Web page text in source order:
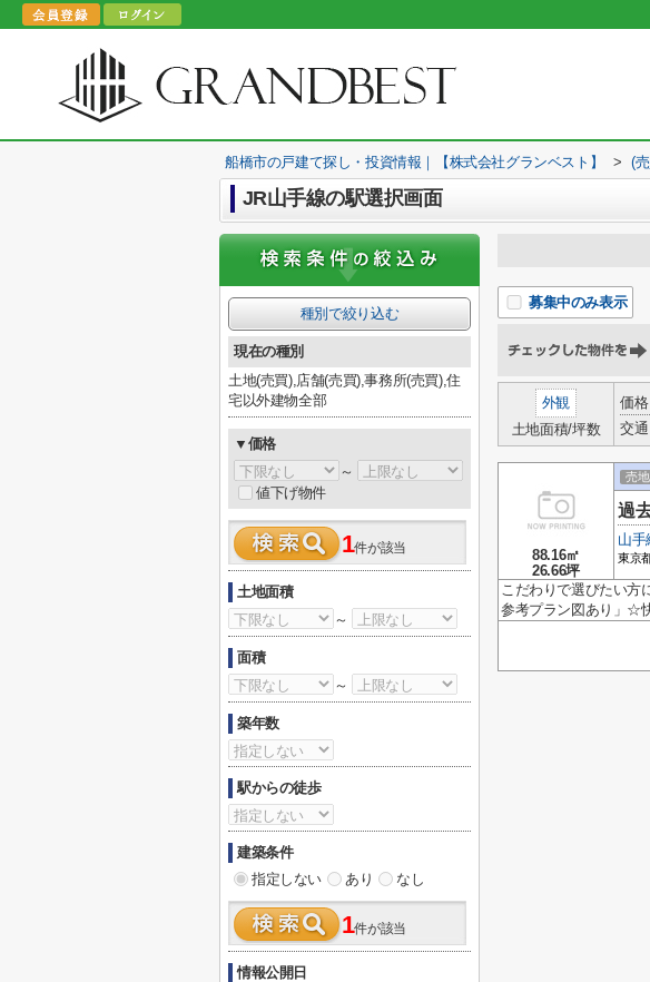
船橋市の戸建て探し・投資情報｜【株式会社グランベスト】 > (
JR山手線の駅選択画面
募集中のみ表示
外観
土地面積/坪数
価格
交
88.16㎡
26.66坪
売地
過
山手
東京
こだわりで選びたい
参考プラン図あり」☆
種別で絞り込む
現在の種別
土地(売買),店舗(売買),事務所(売買),住
宅以外建物全部
▼価格
～
値下げ物件
1件が該当
土地面積
～
面積
～
築年数
駅からの徒歩
建築条件
指定しない
あり なし
1件が該当
情報公開日